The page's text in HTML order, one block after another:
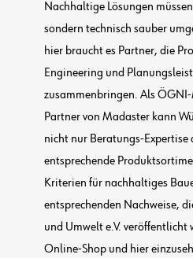
Nachhaltige Lösungen
sondern technisch sauber
hier braucht es Partner, die
Engineering und
zusammenbringen. Als
Partner von Madaster kann
nicht nur Beratungs-Expertise
entsprechende
Kriterien für nachhaltiges
entsprechenden Nachweise,
und Umwelt e.V. veröffentlicht
Online-Shop und hier